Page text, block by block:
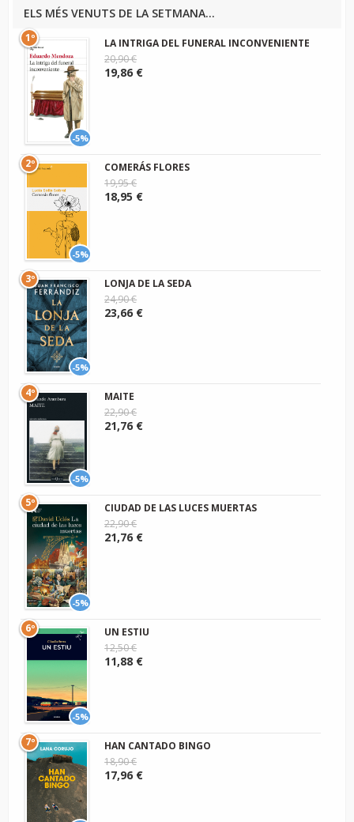
ELS MÉS VENUTS DE LA SETMANA...
-5%
1º
LA INTRIGA DEL FUNERAL INCONVENIENTE
20,90 €
19,86 €
-5%
2º
COMERÁS FLORES
19,95 €
18,95 €
-5%
3º
LONJA DE LA SEDA
24,90 €
23,66 €
-5%
4º
MAITE
22,90 €
21,76 €
-5%
5º
CIUDAD DE LAS LUCES MUERTAS
22,90 €
21,76 €
-5%
6º
UN ESTIU
12,50 €
11,88 €
7º
HAN CANTADO BINGO
18,90 €
17,96 €